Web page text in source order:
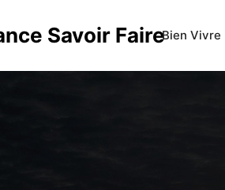
Savoir FaireBien Vivre